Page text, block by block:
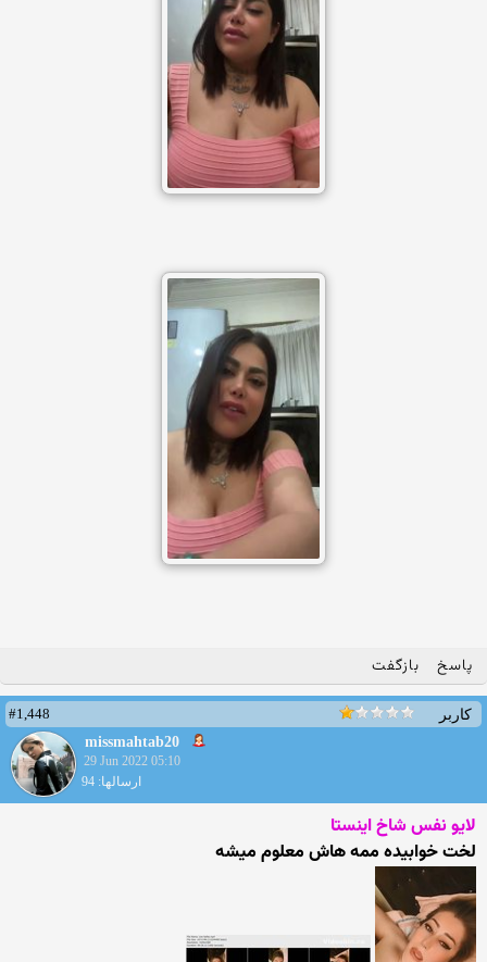
پاسخ بازگفت
کاربر
#1,448
missmahtab20
29 Jun 2022 05:10
ارسالها: 94
لایو نفس شاخ اینستا
لخت خوابیده ممه هاش معلوم میشه